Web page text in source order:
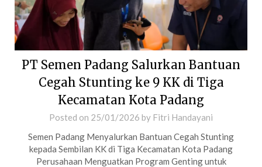
PT Semen Padang Salurkan Bantuan
Cegah Stunting ke 9 KK di Tiga
Kecamatan Kota Padang
Posted on 25/01/2026 by Fitri Handayani
Semen Padang Menyalurkan Bantuan Cegah Stunting
kepada Sembilan KK di Tiga Kecamatan Kota Padang
Perusahaan Menguatkan Program Genting untuk